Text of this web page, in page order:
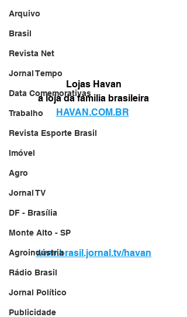
Arquivo
Brasil
Revista Net
Jornal Tempo
Data Comemorativas
Trabalho
Revista Esporte Brasil
Imóvel
Agro
Jornal TV
DF - Brasília
Monte Alto - SP
Agroindústria
Rádio Brasil
Jornal Político
Publicidade
Lojas Havan
a loja da familia brasileira
HAVAN.COM.BR
www.brasil.jornal.tv/havan